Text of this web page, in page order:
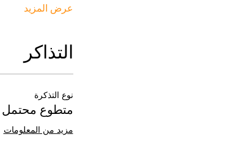
عرض المزيد
التذاكر
نوع التذكرة
متطوع محتمل
مزيد من المعلومات